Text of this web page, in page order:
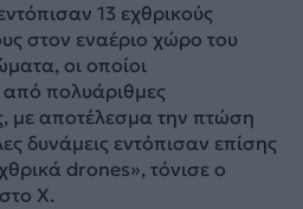
13 εχθρικούς
στον εναέριο χώρο του
οι οποίοι
πολυάριθμες
με αποτέλεσμα την πτώση
δυνάμεις εντόπισαν επίσης
drones», τόνισε ο
Χ.